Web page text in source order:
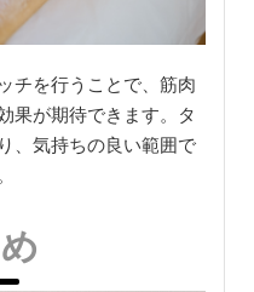
チを行うことで、筋肉
果が期待できます。タ
、気持ちの良い範囲で